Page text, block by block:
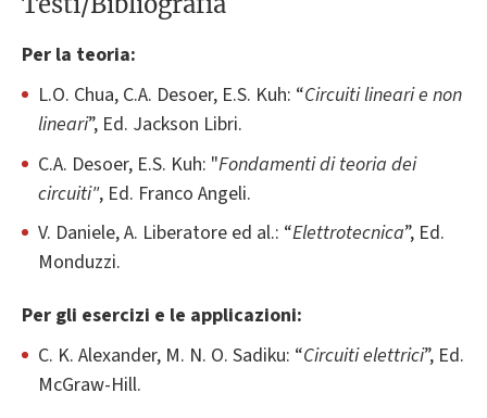
Per la teoria:
L.O. Chua, C.A. Desoer, E.S. Kuh: “Circuiti lineari e non
lineari”, Ed. Jackson Libri.
C.A. Desoer, E.S. Kuh: "Fondamenti di teoria dei
circuiti", Ed. Franco Angeli.
V. Daniele, A. Liberatore ed al.: “Elettrotecnica”, Ed.
Monduzzi.
Per gli esercizi e le applicazioni:
C. K. Alexander, M. N. O. Sadiku: “Circuiti elettrici”, Ed.
McGraw-Hill.